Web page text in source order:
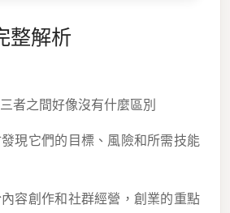
整解析
者之間好像沒有什麼區別
現它們的目標、風險和所需技能
容創作和社群經營，創業的重點